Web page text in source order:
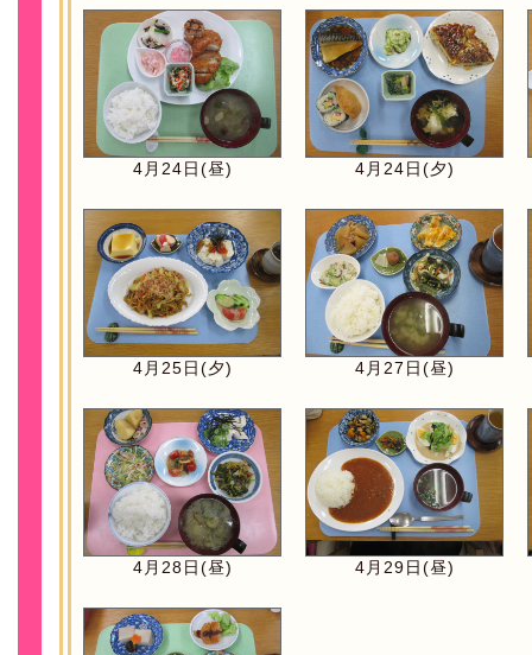
4月24日(昼) 4月24日(夕)
4月25日(夕) 4月27日(昼)
4月28日(昼) 4月29日(昼)